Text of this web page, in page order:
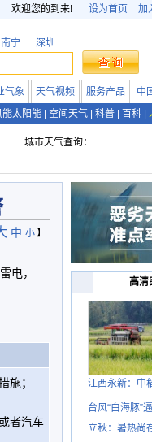
欢迎您的到来! 设为首页 加
南宁 深圳
气象 天气视频 服务产品 中
能太阳能 空间天气 科普 百科
城市天气查询：
中 小】
电，
施；
者汽车
高清
江西永新：中
台风“白海豚”
立秋：暑热尚